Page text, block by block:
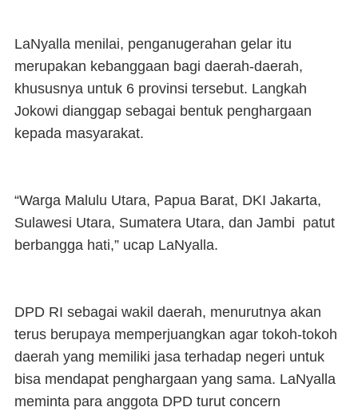
LaNyalla menilai, penganugerahan gelar itu
merupakan kebanggaan bagi daerah-daerah,
khususnya untuk 6 provinsi tersebut. Langkah
Jokowi dianggap sebagai bentuk penghargaan
kepada masyarakat.
“Warga Malulu Utara, Papua Barat, DKI Jakarta,
Sulawesi Utara, Sumatera Utara, dan Jambi patut
berbangga hati,” ucap LaNyalla.
DPD RI sebagai wakil daerah, menurutnya akan
terus berupaya memperjuangkan agar tokoh-tokoh
daerah yang memiliki jasa terhadap negeri untuk
bisa mendapat penghargaan yang sama. LaNyalla
meminta para anggota DPD turut concern